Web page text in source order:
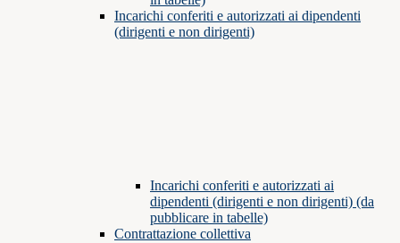
Incarichi conferiti e autorizzati ai dipendenti
(dirigenti e non dirigenti)
Incarichi conferiti e autorizzati ai
dipendenti (dirigenti e non dirigenti) (da
pubblicare in tabelle)
Contrattazione collettiva